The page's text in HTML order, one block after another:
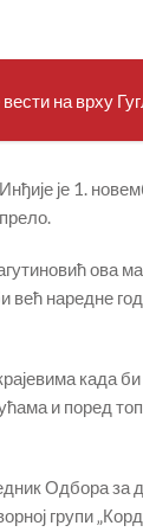
на врху
је 1.
ова
наредне
када
и поред
Одбора за
групи